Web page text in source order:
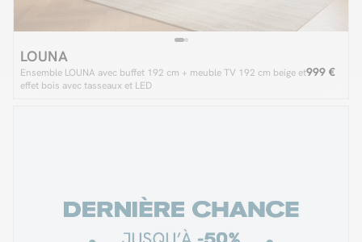
LOUNA
Ensemble LOUNA avec buffet 192 cm + meuble TV 192 cm beige et
effet bois avec tasseaux et LED
999 €